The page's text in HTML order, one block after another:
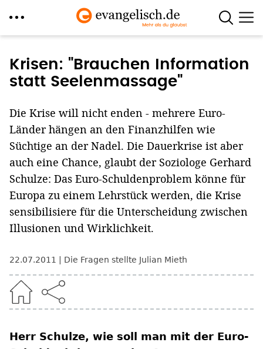
zum
Inhalt
Krisen: "Brauchen Information
statt Seelenmassage"
Die Krise will nicht enden - mehrere Euro-
Länder hängen an den Finanzhilfen wie
Süchtige an der Nadel. Die Dauerkrise ist aber
auch eine Chance, glaubt der Soziologe Gerhard
Schulze: Das Euro-Schuldenproblem könne für
Europa zu einem Lehrstück werden, die Krise
sensibilisiere für die Unterscheidung zwischen
Illusionen und Wirklichkeit.
22.07.2011 Die Fragen stellte Julian Mieth
Herr Schulze, wie soll man mit der Euro-